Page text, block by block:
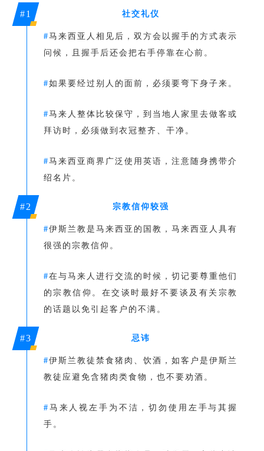
#1 社交礼仪
#马来西亚人相见后，双方会以握手的方式表示
问候，且握手后还会把右手停靠在心前。
#如果要经过别人的面前，必须要弯下身子来。
#马来人整体比较保守，到当地人家里去做客或
拜访时，必须做到衣冠整齐、干净。
#马来西亚商界广泛使用英语，注意随身携带介
绍名片。
#2 宗教信仰较强
#伊斯兰教是马来西亚的国教，马来西亚人具有
很强的宗教信仰。
#在与马来人进行交流的时候，切记要尊重他们
的宗教信仰。在交谈时最好不要谈及有关宗教
的话题以免引起客户的不满。
#3 忌讳
#伊斯兰教徒禁食猪肉、饮酒，如客户是伊斯兰
教徒应避免含猪肉类食物，也不要劝酒。
# 马来人视左手为不洁，切勿使用左手与其握
手。